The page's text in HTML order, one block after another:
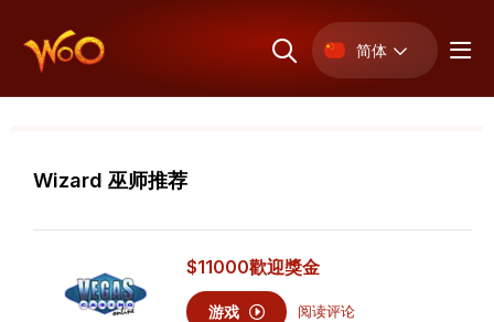
简体
Wizard 巫师推荐
$11000歡迎獎金
游戏 阅读评论